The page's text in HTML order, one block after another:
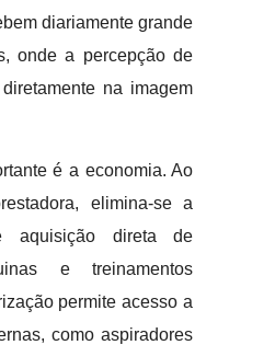
diariamente grande
onde a percepção de
na imagem
é a economia. Ao
elimina-se a
aquisição direta de
e treinamentos
permite acesso a
como aspiradores